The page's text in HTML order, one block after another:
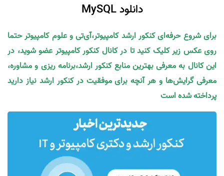
دانلود MySQL
برای شروع حرفه‌ای کنکور ارشد کامپیوتر،آی‌تی و علوم کامپیوتر حتما
روی عکس زیر کلیک کنید تا در کانال کنکور کامپیوتر عضو شوید، در
این کانال به معرفی بهترین منابع کنکور ارشد،برنامه ریزی و مشاوره،
معرفی گرایش‌ها و هر آنچه برای موفقیت در کنکور ارشد نیاز دارید
پرداخته شده است